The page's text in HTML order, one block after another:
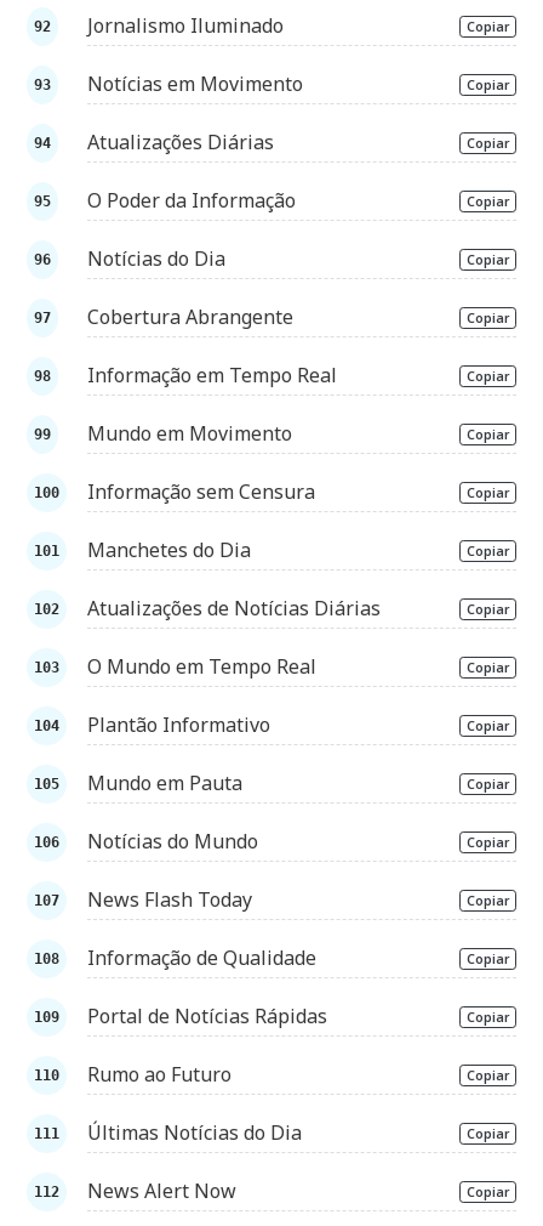
Jornalismo Iluminado Copiar
Notícias em Movimento Copiar
Atualizações Diárias Copiar
O Poder da Informação Copiar
Notícias do Dia Copiar
Cobertura Abrangente Copiar
Informação em Tempo Real Copiar
Mundo em Movimento Copiar
Informação sem Censura Copiar
Manchetes do Dia Copiar
Atualizações de Notícias Diárias Copiar
O Mundo em Tempo Real Copiar
Plantão Informativo Copiar
Mundo em Pauta Copiar
Notícias do Mundo Copiar
News Flash Today Copiar
Informação de Qualidade Copiar
Portal de Notícias Rápidas Copiar
Rumo ao Futuro Copiar
Últimas Notícias do Dia Copiar
News Alert Now Copiar